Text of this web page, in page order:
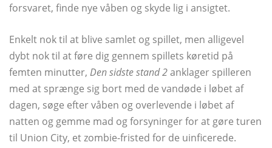
forsvaret, finde nye våben og skyde lig i ansigtet.
Enkelt nok til at blive samlet og spillet, men alligevel
dybt nok til at føre dig gennem spillets køretid på
femten minutter, Den sidste stand 2anklager spilleren
med at sprænge sig bort med de vandøde i løbet af
dagen, søge efter våben og overlevende i løbet af
natten og gemme mad og forsyninger for at gøre turen
til Union City, et zombie-fristed for de uinficerede.